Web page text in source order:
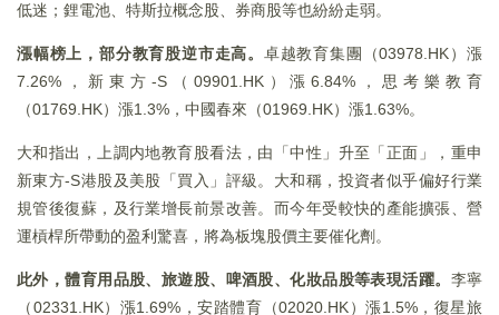
低迷；鋰電池、特斯拉概念股、券商股等也紛紛走弱。
漲幅榜上，部分教育股逆市走高。 卓越教育集團（03978.HK）漲
7.26%，新東方-S（09901.HK）漲6.84%，思考樂教育
（01769.HK）漲1.3%，中國春來（01969.HK）漲1.63%。
大和指出，上調内地教育股看法，由「中性」升至「正面」，重申
新東方-S港股及美股「買入」評級。大和稱，投資者似乎偏好行業
規管後復蘇，及行業增長前景改善。而今年受較快的產能擴張、營
運槓桿所帶動的盈利驚喜，將為板塊股價主要催化劑。
此外，體育用品股、旅遊股、啤酒股、化妝品股等表現活躍。 李寧
（02331.HK）漲1.69%，安踏體育（02020.HK）漲1.5%，復星旅